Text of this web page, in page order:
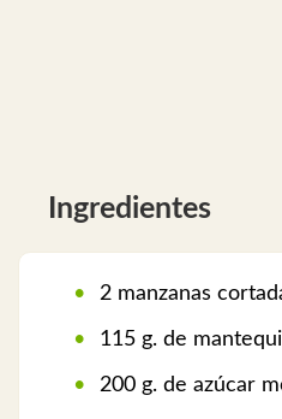
Ingredientes
2 manzanas
115 g. de
200 g. de azúcar